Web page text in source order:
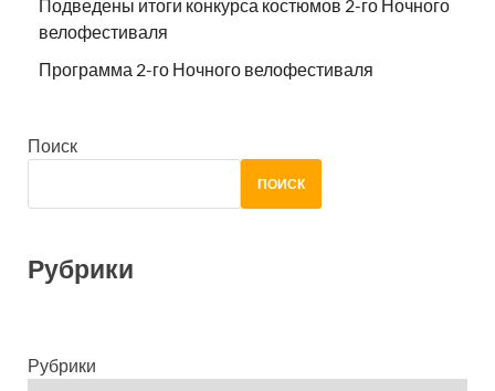
Подведены итоги конкурса костюмов 2-го Ночного
велофестиваля
Программа 2-го Ночного велофестиваля
Поиск
ПОИСК
Рубрики
Рубрики